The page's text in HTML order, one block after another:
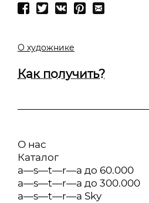
О художнике
Как получить?
О нас
Каталог
a—s—t—r—a до 60.000
a—s—t—r—a до 300.000
a—s—t—r—a Sky